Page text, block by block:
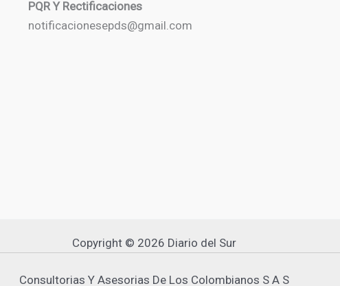
PQR Y Rectificaciones
notificacionesepds@gmail.com
Copyright © 2026 Diario del Sur
Consultorias Y Asesorias De Los Colombianos S A S